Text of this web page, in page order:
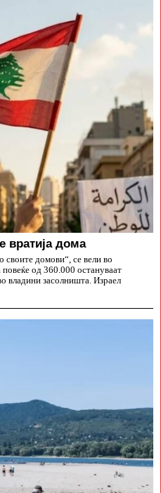
вратија дома
своите домови“, се вели во
од 360.000 остануваат
владини засолништа. Израел